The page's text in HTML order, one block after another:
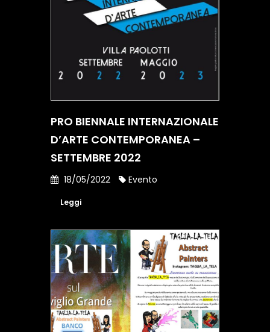
PRO BIENNALE INTERNAZIONALE
D’ARTE CONTEMPORANEA –
SETTEMBRE 2022
18/05/2022 Evento
Leggi